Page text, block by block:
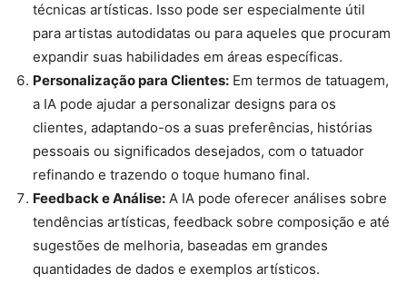
técnicas artísticas. Isso pode ser especialmente útil
para artistas autodidatas ou para aqueles que procuram
expandir suas habilidades em áreas específicas.
Personalização para Clientes: Em termos de tatuagem,
a IA pode ajudar a personalizar designs para os
clientes, adaptando-os a suas preferências, histórias
pessoais ou significados desejados, com o tatuador
refinando e trazendo o toque humano final.
Feedback e Análise: A IA pode oferecer análises sobre
tendências artísticas, feedback sobre composição e até
sugestões de melhoria, baseadas em grandes
quantidades de dados e exemplos artísticos.